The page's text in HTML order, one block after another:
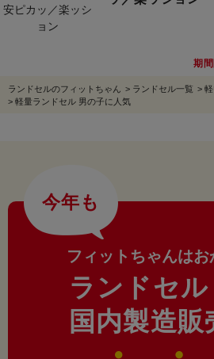
期
ランドセルのフィットちゃん > ランドセル一覧 >
> 軽量ランドセル 男の子に人気
今年も
フィットちゃんは
ランドセル
国内製造販